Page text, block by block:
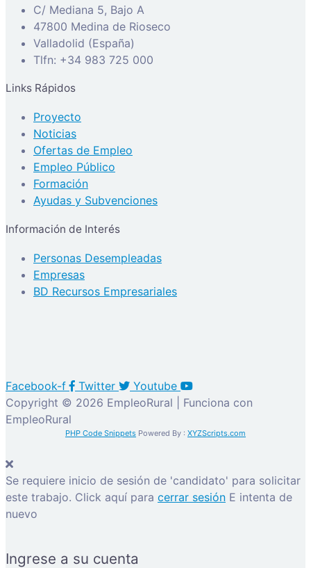
C/ Mediana 5, Bajo A
47800 Medina de Rioseco
Valladolid (España)
Tlfn: +34 983 725 000
Links Rápidos
Proyecto
Noticias
Ofertas de Empleo
Empleo Público
Formación
Ayudas y Subvenciones
Información de Interés
Personas Desempleadas
Empresas
BD Recursos Empresariales
Facebook-f Twitter
Youtube
Copyright © 2026 EmpleoRural | Funciona con
EmpleoRural
PHP Code Snippets Powered By : XYZScripts.com
Se requiere inicio de sesión de 'candidato' para solicitar
este trabajo. Click aquí para cerrar sesión E intenta de
nuevo
Ingrese a su cuenta